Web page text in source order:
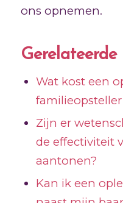
ons opnemen.
Wat kost een
Zijn er
de effectiviteit
aantonen?
Kan ik een